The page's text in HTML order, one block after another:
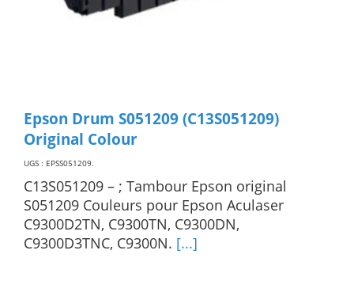
Epson Drum S051209 (C13S051209)
Original Colour
UGS : EPSS051209.
C13S051209 – ; Tambour Epson original
S051209 Couleurs pour Epson Aculaser
C9300D2TN, C9300TN, C9300DN,
C9300D3TNC, C9300N. [...]